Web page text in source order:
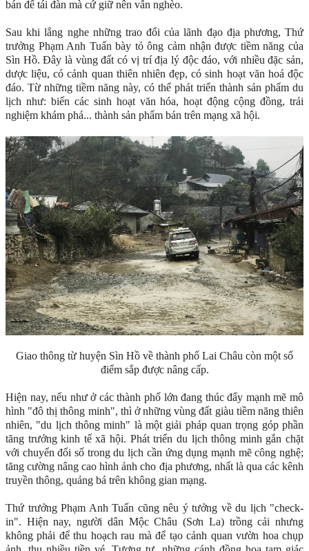
bán để tái đàn mà cứ giữ nên vẫn nghèo.
Sau khi lắng nghe những trao đổi của lãnh đạo địa phương, Thứ
trưởng Phạm Anh Tuấn bày tỏ ông cảm nhận được tiềm năng của
Sìn Hồ. Đây là vùng đất có vị trí địa lý độc đáo, với nhiều đặc sản,
dược liệu, có cảnh quan thiên nhiên đẹp, có sinh hoạt văn hoá độc
đáo. Từ những tiềm năng này, có thể phát triển thành sản phẩm du
lịch như: biến các sinh hoạt văn hóa, hoạt động cộng đồng, trải
nghiệm khám phá... thành sản phẩm bán trên mạng xã hội.
Giao thông từ huyện Sìn Hồ về thành phố Lai Châu còn một số
điểm sắp được nâng cấp.
Hiện nay, nếu như ở các thành phố lớn đang thúc đẩy mạnh mẽ mô
hình "đô thị thông minh", thì ở những vùng đất giàu tiềm năng thiên
nhiên, "du lịch thông minh" là một giải pháp quan trọng góp phần
tăng trưởng kinh tế xã hội. Phát triển du lịch thông minh gắn chặt
với chuyển đổi số trong du lịch cần ứng dụng mạnh mẽ công nghệ;
tăng cường nâng cao hình ảnh cho địa phương, nhất là qua các kênh
truyền thông, quảng bá trên không gian mạng.
Thứ trưởng Phạm Anh Tuấn cũng nêu ý tưởng về du lịch "check-
in". Hiện nay, người dân Mộc Châu (Sơn La) trồng cải nhưng
không phải để thu hoạch rau mà để tạo cảnh quan vườn hoa chụp